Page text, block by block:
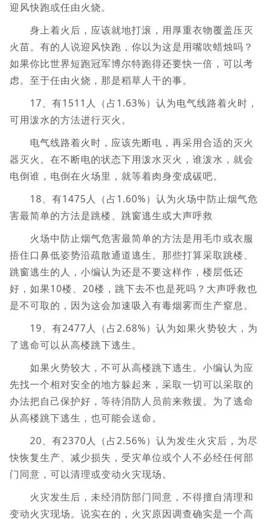
迎风快跑或任由火烧。
身上着火后，应该就地打滚，用厚重衣物覆盖压灭
火苗。有的人说迎风快跑，你以为这是用嘴吹蜡烛吗？
如果你比世界短跑冠军博尔特跑得还要快一倍，可以考
虑。至于任由火烧，那是稻草人干的事。
17、有1511人（占1.63%）认为电气线路着火时，
可用泼水的方法进行灭火。
电气线路着火时，应该先断电，再采用合适的灭火
器灭火。在不断电的状态下用泼水灭火，谁泼水，就会
电倒谁，电倒在火场里，就等着肉身变成碳吧。
18、有1475人（占1.60%）认为火场中防止烟气危
害最简单的方法是跳楼、跳窗逃生或大声呼救
火场中防止烟气危害最简单的方法是用毛巾或衣服
捂住口鼻低姿势沿疏散通道逃生。那些打算采取跳楼、
跳窗逃生的人，小编认为还是不要这样作，楼层低还
好，如果10楼、20楼，跳下去不也是死吗？大声呼救也
是不可取的，因为这会加速吸入有毒烟雾而生产窒息。
19、有2477人（占2.68%）认为如果火势较大，为
了逃命可以从高楼跳下逃生。
如果火势较大，不可从高楼跳下逃生。小编认为应
先找一个相对安全的地方躲起来，采取一切可以采取的
办法把自己保护好，等待消防人员前来救援。为了逃命
从高楼跳下逃生，也可能会送命。
20、有2370人（占2.56%）认为发生火灾后，为尽
快恢复生产、减少损失，受灾单位或个人不必经任何部
门同意，可以清理或变动火灾现场。
火灾发生后，未经消防部门同意，不得擅自清理和
变动火灾现场。说实在的，火灾原因调查确实是一个高